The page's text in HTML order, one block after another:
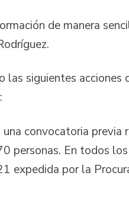
de manera
las siguientes acciones
convocatoria previa
personas. En todos
expedida por la